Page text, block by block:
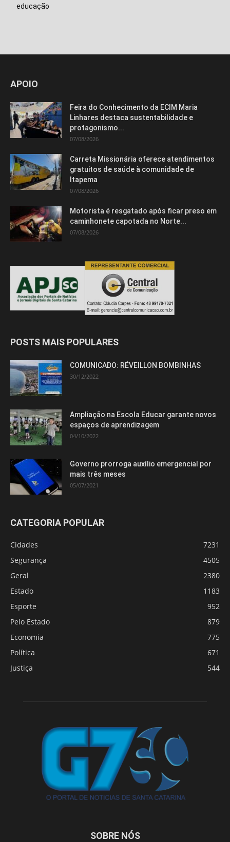
educação
APOIO
Feira do Conhecimento da ECIM Maria
Linhares destaca sustentabilidade e
protagonismo...
07/08/2026
Carreta Missionária oferece atendimentos
gratuitos de saúde à comunidade de
Itapema
07/08/2026
Motorista é resgatado após ficar preso em
caminhonete capotada no Norte...
07/08/2026
POSTS MAIS POPULARES
COMUNICADO: RÉVEILLON BOMBINHAS
30/12/2022
Ampliação na Escola Educar garante novos
espaços de aprendizagem
04/10/2022
Governo prorroga auxílio emergencial por
mais três meses
05/07/2021
CATEGORIA POPULAR
Cidades
7231
Segurança
4505
Geral
2380
Estado
1183
Esporte
952
Pelo Estado
879
Economia
775
Política
671
Justiça
544
SOBRE NÓS